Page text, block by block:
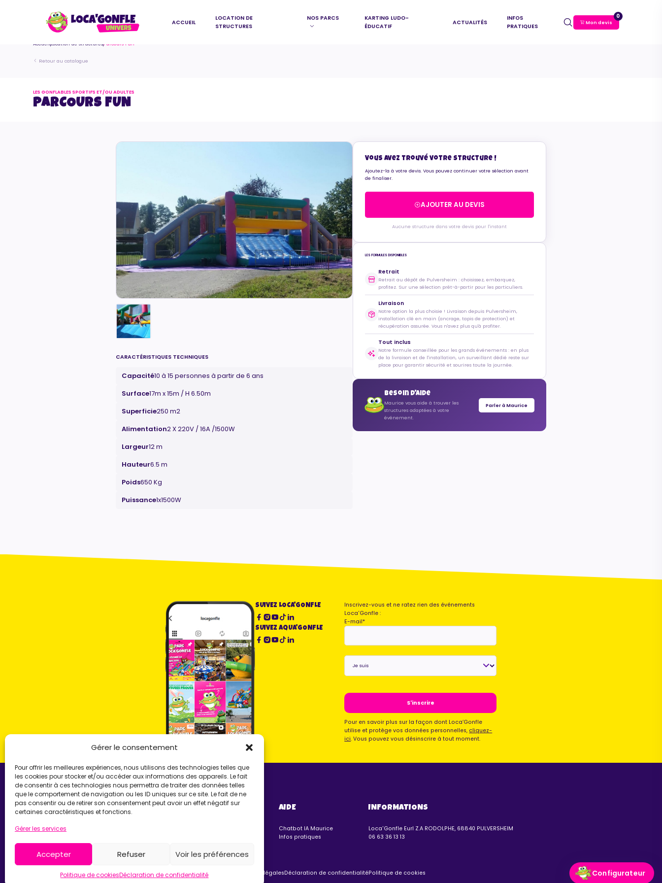
Gérer le consentement
Pour offrir les meilleures expériences, nous utilisons des technologies telles que
les cookies pour stocker et/ou accéder aux informations des appareils. Le fait
de consentir à ces technologies nous permettra de traiter des données telles
que le comportement de navigation ou les ID uniques sur ce site. Le fait de ne
pas consentir ou de retirer son consentement peut avoir un effet négatif sur
certaines caractéristiques et fonctions.
Gérer les services
Accepter Refuser Voir les préférences
Politique de cookiesDéclaration de confidentialité
ACCUEIL
LOCATION DE
STRUCTURES
NOS PARCS
KARTING LUDO-
ÉDUCATIF
ACTUALITÉS
INFOS
PRATIQUES
Mon devis
0
AccueilLocation de structuresParcours Fun
Retour au catalogue
LES GONFLABLES SPORTIFS ET/OU ADULTES
PARCOURS FUN
CARACTÉRISTIQUES TECHNIQUES
Capacité10 à 15 personnes à partir de 6 ans
Surface17m x 15m / H 6.50m
Superficie250 m2
Alimentation2 X 220V / 16A /1500W
Largeur12 m
Hauteur6.5 m
Poids650 Kg
Puissance1x1500W
Vous avez trouvé votre structure !
Ajoutez-la à votre devis. Vous pouvez continuer votre sélection avant
de finaliser.
AJOUTER AU DEVIS
Aucune structure dans votre devis pour l'instant
LES FORMULES DISPONIBLES
Retrait
Retrait au dépôt de Pulversheim : choisissez, embarquez,
profitez. Sur une sélection prêt-à-partir pour les particuliers.
Livraison
Notre option la plus choisie ! Livraison depuis Pulversheim,
installation clé en main (ancrage, tapis de protection) et
récupération assurée. Vous n'avez plus qu'à profiter.
Tout inclus
Notre formule conseillée pour les grands événements : en plus
de la livraison et de l'installation, un surveillant dédié reste sur
place pour garantir sécurité et sourires toute la journée.
Besoin d'aide
Maurice vous aide à trouver les
structures adaptées à votre
événement.
Parler à Maurice
SUIVEZ LOCA'GONFLE
SUIVEZ AQUA'GONFLE
Inscrivez-vous et ne ratez rien des événements
Loca'Gonfle :
E-mail*
Je
suis*
Pour en savoir plus sur la façon dont Loca’Gonfle
utilise et protège vos données personnelles, cliquez-
ici. Vous pouvez vous désinscrire à tout moment.
LOCA'GONFLE UNIVERS
Karting ludo-éducatif
AIDE
Chatbot IA Maurice
Infos pratiques
INFORMATIONS
Loca'Gonfle Eurl Z.A RODOLPHE, 68840 PULVERSHEIM
06 63 36 13 13
Mentions légalesDéclaration de confidentialitéPolitique de cookies
Ciel dégagé Configurateur
1